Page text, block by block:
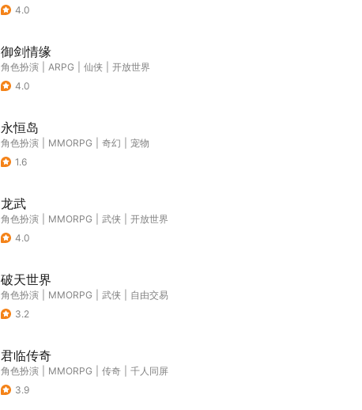
4.0
御剑情缘
角色扮演 ARPG 仙侠
开放世界
4.0
永恒岛
角色扮演 MMORPG 奇幻
宠物
1.6
龙武
角色扮演 MMORPG 武侠
开放世界
4.0
破天世界
角色扮演 MMORPG 武侠
自由交易
3.2
君临传奇
角色扮演 MMORPG 传奇
千人同屏
3.9